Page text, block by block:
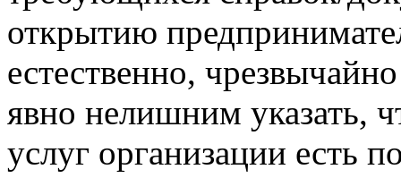
открытию
естественно,
явно нелишним указать,
услуг организации есть